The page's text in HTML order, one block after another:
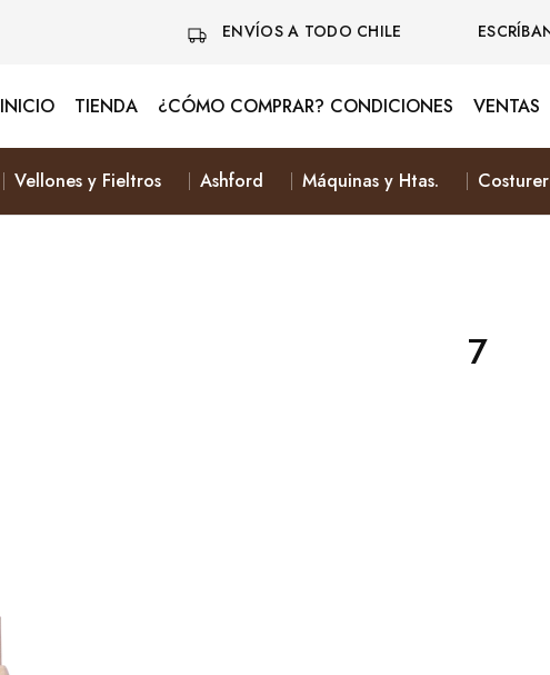
ENVÍOS A TODO CHILE
INICIO TIENDA ¿CÓMO COMPRAR? CONDICIONES VENTAS
Vellones y Fieltros Ashford Máquinas y Htas.
7